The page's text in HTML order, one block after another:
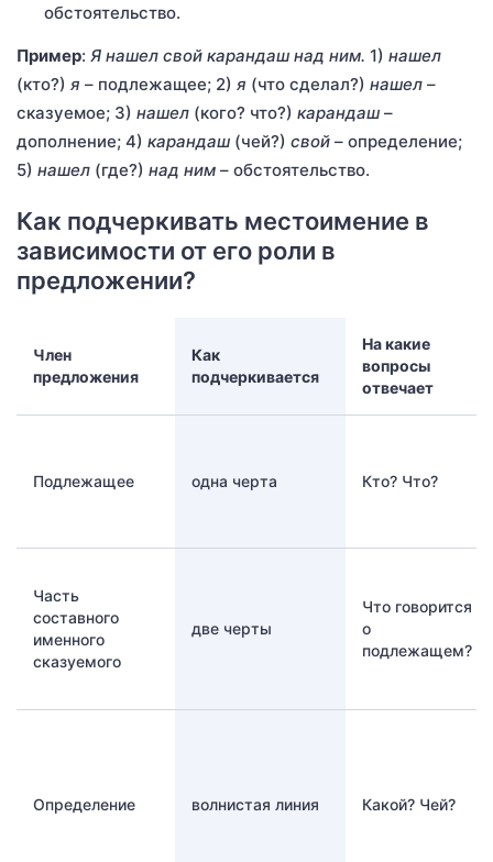
обстоятельство.
Пример: Я нашел свой карандаш над ним. 1) нашел
(кто?) я – подлежащее; 2) я (что сделал?) нашел –
сказуемое; 3) нашел (кого? что?) карандаш –
дополнение; 4) карандаш (чей?) свой – определение;
5) нашел (где?) над ним – обстоятельство.
Как подчеркивать местоимение в
зависимости от его роли в
предложении?
Член
предложения
Как
подчеркивается
На какие
вопросы
отвечает
Подлежащее одна черта Кто? Что?
Часть
составного
именного
сказуемого
две черты
Что говорится
о
подлежащем?
Определение волнистая линия Какой? Чей?